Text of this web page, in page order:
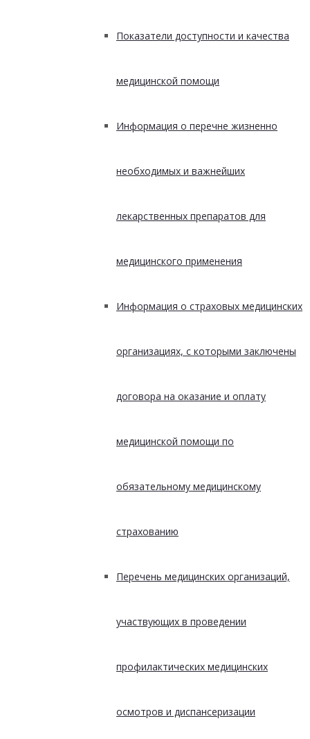
Показатели доступности и качества
медицинской помощи
Информация о перечне жизненно
необходимых и важнейших
лекарственных препаратов для
медицинского применения
Информация о страховых медицинских
организациях, с которыми заключены
договора на оказание и оплату
медицинской помощи по
обязательному медицинскому
страхованию
Перечень медицинских организаций,
участвующих в проведении
профилактических медицинских
осмотров и диспансеризации